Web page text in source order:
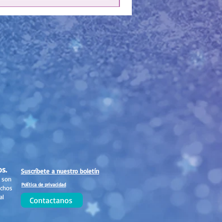
Suscríbete a nuestro boletín
Política de privacidad
Contactanos